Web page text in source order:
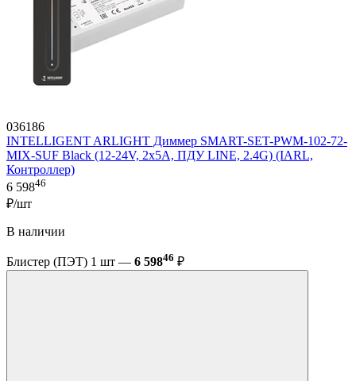
036186
INTELLIGENT ARLIGHT Диммер SMART-SET-PWM-102-72-
MIX-SUF Black (12-24V, 2x5A, ПДУ LINE, 2.4G) (IARL,
Контроллер)
6 59846
₽/шт
В наличии
Блистер (ПЭТ) 1 шт — 6 59846 ₽